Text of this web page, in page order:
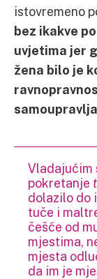
istovremeno
bez ikakve
uvjetima jer
žena bilo je
Vladajućim
pokretanje
dolazilo do
tuče i
češće od
mjestima,
mjesta
da im je